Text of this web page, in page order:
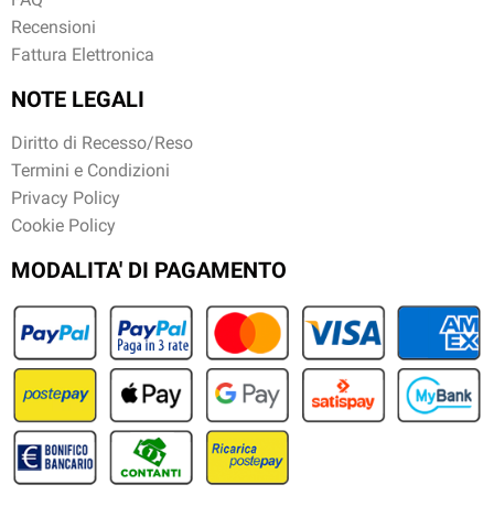
Recensioni
Fattura Elettronica
NOTE LEGALI
Diritto di Recesso/Reso
Termini e Condizioni
Privacy Policy
Cookie Policy
MODALITA' DI PAGAMENTO